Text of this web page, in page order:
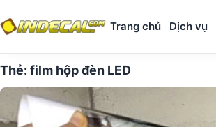
Trang chủ Dịch vụ
Thẻ: film hộp đèn LED